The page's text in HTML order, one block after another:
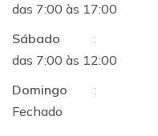
das 7:00 às 17:00
Sábado
:
das 7:00 às 12:00
Domingo
:
Fechado